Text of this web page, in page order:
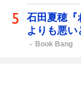
石田夏穂『
よりも悪い
Book Bang